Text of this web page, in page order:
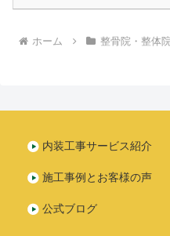
ホーム 整骨院・整体
内装工事サービス紹介
施工事例とお客様の声
公式ブログ